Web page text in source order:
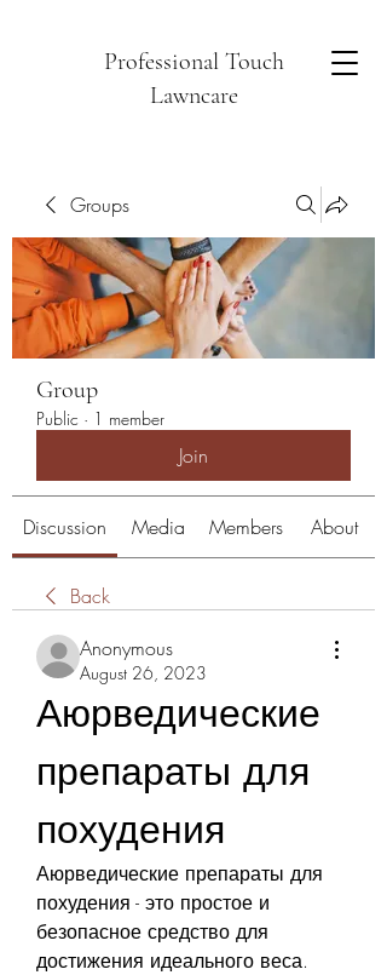
Professional Touch
Lawncare
Groups
Group
Public · 1 member
Join
Discussion Media Members About
Back
Anonymous
August 26, 2023
Аюрведические
препараты для
похудения
Аюрведические препараты для
похудения - это простое и
безопасное средство для
достижения идеального веса.